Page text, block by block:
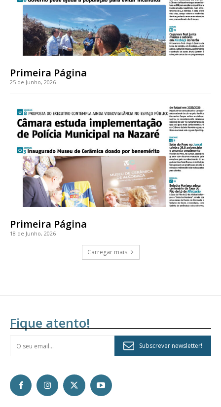
Primeira Página
25 de Junho, 2026
Primeira Página
18 de Junho, 2026
Carregar mais
Fique atento!
Subscrever newsletter!